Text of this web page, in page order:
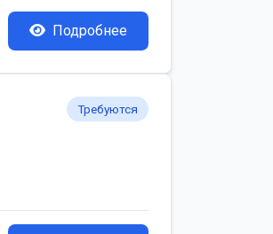
Подробнее
Требуются